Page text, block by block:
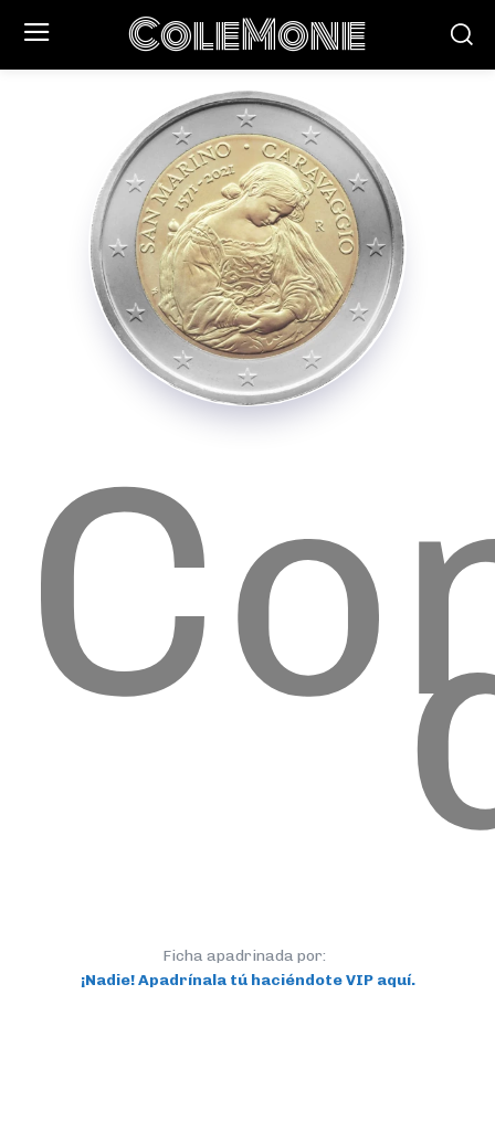
ColeMone
Ficha apadrinada por:
¡Nadie! Apadrínala tú haciéndote VIP aquí.